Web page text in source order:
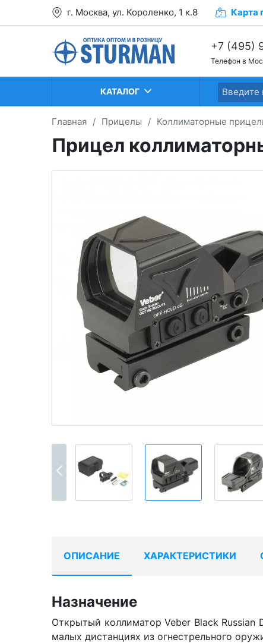
г. Москва, ул. Короленко, 1 к.8 Карта
+7 (495)
+7 (499)
+7 (499)
Телефон в
КАТАЛОГ
Главная / Прицелы / Коллиматорные
Прицел
ОПИСАНИЕ ХАРАКТЕРИСТИКИ
Назначение
Открытый коллиматор Veber Black Russian
малых дистанциях из огнестрельного